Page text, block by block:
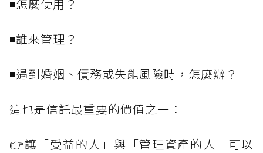
◾怎麼使用？
◾誰來管理？
◾遇到婚姻、債務或失能風險時，怎麼辦？
這也是信託最重要的價值之一：
👉讓「受益的人」與「管理資產的人」可以